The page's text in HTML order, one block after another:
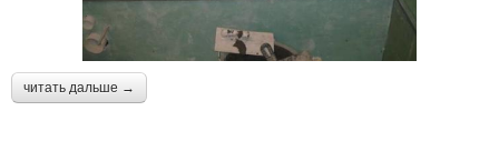
читать дальше →